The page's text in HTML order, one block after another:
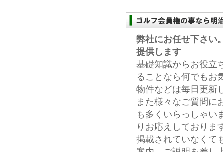
弊社にお任せ下さい
提供します
基礎知識からお役立
ることなら何でもお
物件などは毎日更新
また様々なご質問に
も多くいらっしゃい
りお応えしておりま
掲載されていなくて